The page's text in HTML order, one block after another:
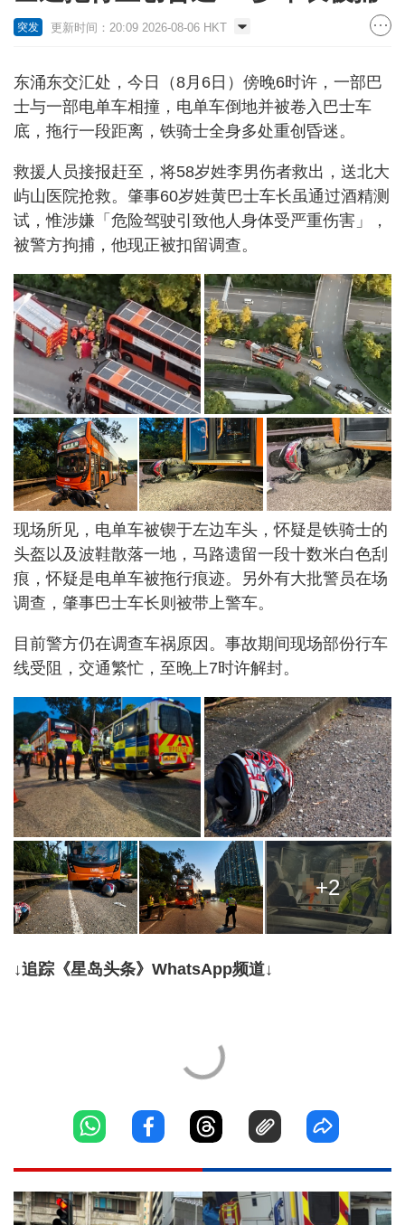
突发 更新时间：20:09 2026-08-06 HKT
东涌东交汇处，今日（8月6日）傍晚6时许，一部巴
士与一部电单车相撞，电单车倒地并被卷入巴士车
底，拖行一段距离，铁骑士全身多处重创昏迷。
救援人员接报赶至，将58岁姓李男伤者救出，送北大
屿山医院抢救。肇事60岁姓黄巴士车长虽通过酒精测
试，惟涉嫌「危险驾驶引致他人身体受严重伤害」，
被警方拘捕，他现正被扣留调查。
现场所见，电单车被锲于左边车头，怀疑是铁骑士的
头盔以及波鞋散落一地，马路遗留一段十数米白色刮
痕，怀疑是电单车被拖行痕迹。另外有大批警员在场
调查，肇事巴士车长则被带上警车。
目前警方仍在调查车祸原因。事故期间现场部份行车
线受阻，交通繁忙，至晚上7时许解封。
+2
↓追踪《星岛头条》WhatsApp频道↓